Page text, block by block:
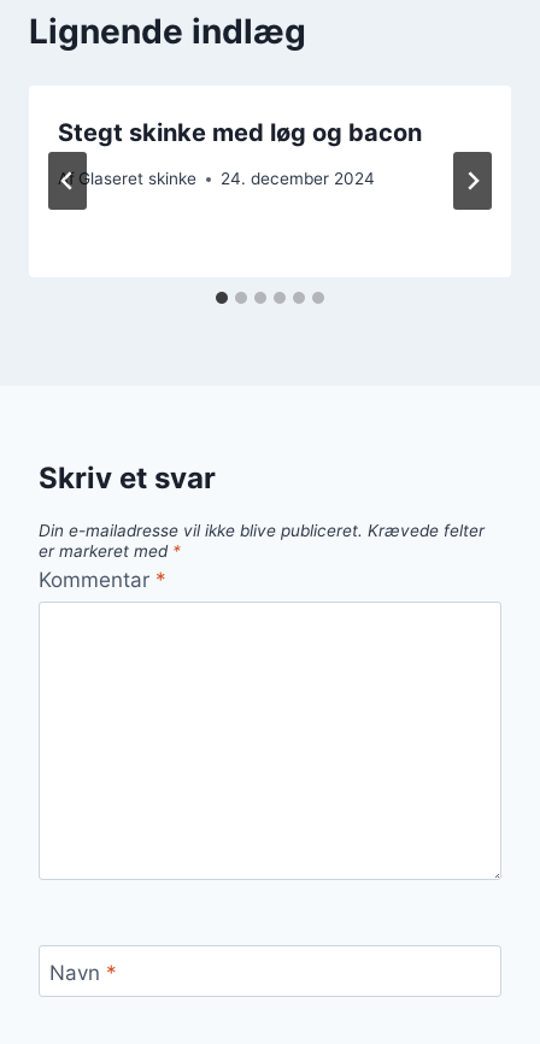
Lignende indlæg
Stegt skinke med løg og bacon
Af Glaseret skinke 24. december 2024
Skriv et svar
Din e-mailadresse vil ikke blive publiceret. Krævede felter
er markeret med *
Kommentar *
Navn *